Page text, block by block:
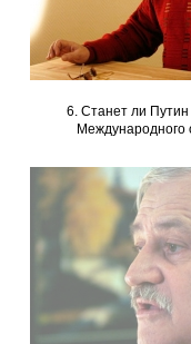
6. Станет ли
Международного